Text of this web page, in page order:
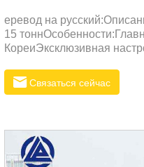
еревод на
15
КореиЭксклюзивная
распределения потока и
действия удовлетворяют
лучшее качество
Южной КореиНесколько
как гидравлические
Связаться сейчас